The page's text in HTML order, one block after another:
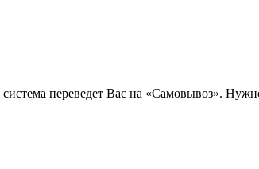
переведет Вас на «Самовывоз».